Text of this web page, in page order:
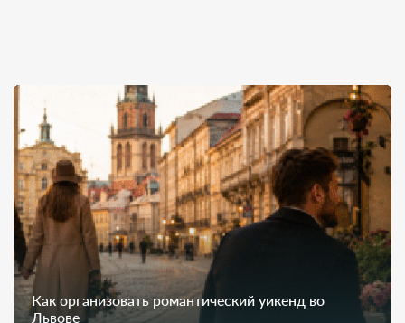
Как организовать романтический уикенд во
Львове